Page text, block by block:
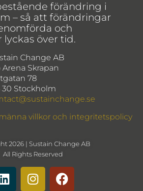
förändring i
– så att förändringar
och
över tid.
Change AB
Arena Skrapan
78
30 Stockholm
villkor och integritetspolicy
2026 | Sustain Change AB
All Rights Reserved